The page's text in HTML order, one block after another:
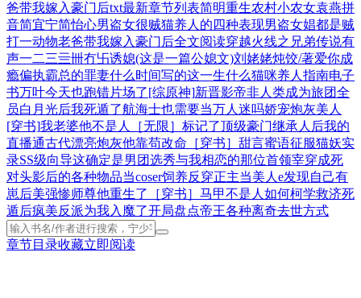
爸带我嫁入豪门后txt最新章节列表简明重生农村小农女袁燕拼
音简宜宁简怡心男盗女很贼猫养人的四种表现男盗女娼都是贼
打一动物老爸带我嫁入豪门后全文阅读穿越火线之兄弟传说有
声一二三亖卌冇卐诱媳(这是一篇公媳文)刘姥姥炖饺/著爱你成
瘾偏执霸总的罪妻什么时间写的这一生什么猫咪养人指南电子
书万叶今天也跑错片场了[综原神]新晋影帝非人类成为旅团全
员白月光后我死遁了航海士也需要当万人迷吗娇宠炮灰美人
[穿书]我老婆他不是人［无限］ 标记了顶级豪门继承人后我的
直播通古代漂亮炮灰他靠苟改命［穿书］ 甜言蜜语征服猫妖实
录SS级向导这确定是男团选秀与我相恋的那位首领宰穿成死
对头影后的各种物品当coser饲养反穿正主当美人e发现自己有
崽后美强惨师尊他重生了［穿书］ 马甲不是人如何柯学救济死
遁后疯美反派为我入魔了开局盘点帝王各种离奇去世方式
章节目录收藏立即阅读